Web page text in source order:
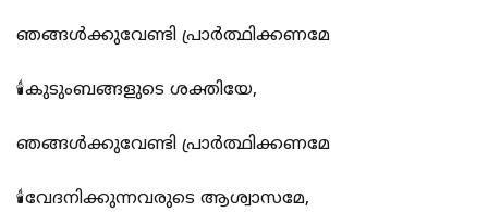
ഞങ്ങൾക്കുവേണ്ടി പ്രാർത്ഥിക്കണമേ
🕯️കുടുംബങ്ങളുടെ ശക്തിയേ,
ഞങ്ങൾക്കുവേണ്ടി പ്രാർത്ഥിക്കണമേ
🕯️വേദനിക്കുന്നവരുടെ ആശ്വാസമേ,